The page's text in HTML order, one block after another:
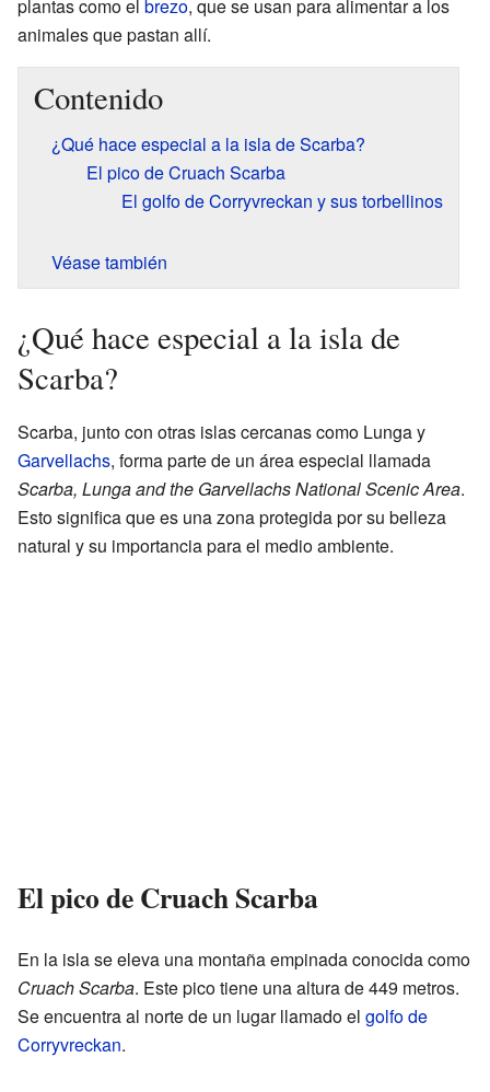
plantas como el brezo, que se usan para alimentar a los
animales que pastan allí.
Contenido
¿Qué hace especial a la isla de Scarba?
El pico de Cruach Scarba
El golfo de Corryvreckan y sus torbellinos
Véase también
¿Qué hace especial a la isla de
Scarba?
Scarba, junto con otras islas cercanas como Lunga y
Garvellachs, forma parte de un área especial llamada
Scarba, Lunga and the Garvellachs National Scenic Area.
Esto significa que es una zona protegida por su belleza
natural y su importancia para el medio ambiente.
El pico de Cruach Scarba
En la isla se eleva una montaña empinada conocida como
Cruach Scarba. Este pico tiene una altura de 449 metros.
Se encuentra al norte de un lugar llamado el golfo de
Corryvreckan.